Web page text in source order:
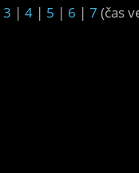
3 | 4 | 5 | 6 | 7 (čas